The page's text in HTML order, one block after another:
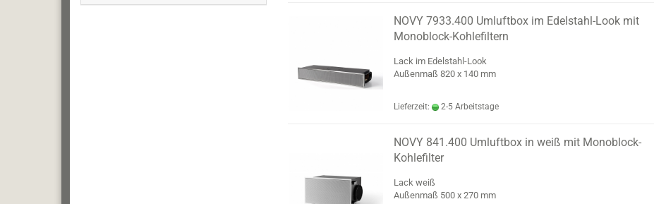
NOVY 7933.400 Umluftbox im Edelstahl-Look mit
Monoblock-Kohlefiltern
Lack im Edelstahl-Look
Außenmaß 820 x 140 mm
Lieferzeit: 2-5 Arbeitstage
NOVY 841.400 Umluftbox in weiß mit Monoblock-
Kohlefilter
Lack weiß
Außenmaß 500 x 270 mm